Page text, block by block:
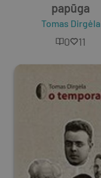
papūga
Tomas Dirgėla
0 11